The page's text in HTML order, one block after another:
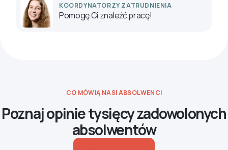
KOORDYNATORZY ZATRUDNIENIA
Pomogę Ci znaleźć pracę!
CO MÓWIĄ NASI ABSOLWENCI
Poznaj opinie tysięcy zadowolonych
absolwentów